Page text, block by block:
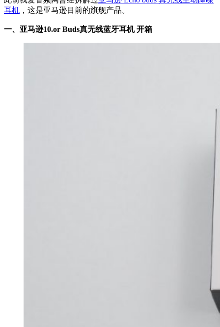
耳机 ，这是亚马逊目前的旗舰产品。
一、亚马逊10.or Buds真无线蓝牙耳机 开箱